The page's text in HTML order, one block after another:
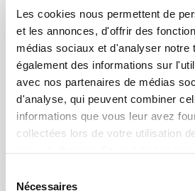
Les cookies nous permettent de
et les annonces, d'offrir des
médias sociaux et d'analyser notre
également des informations sur
avec nos partenaires de médias
d'analyse, qui peuvent combiner
informations que vous leur avez
collectées lors de votre utilisation
Voir notrePolitique de
Nécessaires
assistanat. En moyenne, le
coûts d’un salarié à temps plein.
Enfin, après quelques mois/
acquise et les nouvelles
d’atouts et d’argument pour
permettra d’accélérer ce
de la CCI France